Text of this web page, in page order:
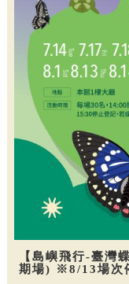
【島嶼飛行-臺灣
期場) ※8/13場次